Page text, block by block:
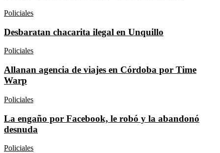
Policiales
Desbaratan chacarita ilegal en Unquillo
Policiales
Allanan agencia de viajes en Córdoba por Time
Warp
Policiales
La engaño por Facebook, le robó y la abandonó
desnuda
Policiales